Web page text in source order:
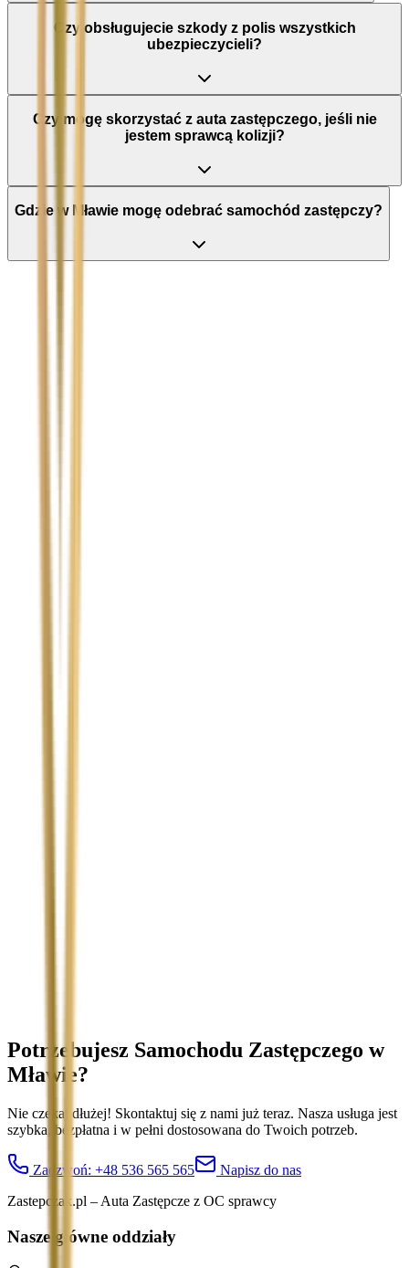
Czy obsługujecie szkody z polis wszystkich
ubezpieczycieli?
Czy mogę skorzystać z auta zastępczego, jeśli nie
jestem sprawcą kolizji?
Gdzie w Mławie mogę odebrać samochód zastępczy?
Potrzebujesz Samochodu Zastępczego w
Mławie?
Nie czekaj dłużej! Skontaktuj się z nami już teraz. Nasza usługa jest
szybka, bezpłatna i w pełni dostosowana do Twoich potrzeb.
Zadzwoń: +48 536 565 565
Napisz do nas
Zastepczak.pl – Auta Zastępcze z OC sprawcy
Nasze główne oddziały